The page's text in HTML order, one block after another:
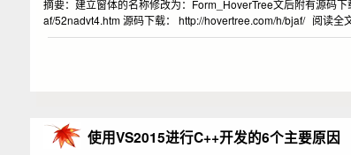
摘要：建立窗体的名称修改为：Form_HoverTree文后附有源码
af/52nadvt4.htm 源码下载： http://hovertree.com/h/bjaf/ 阅读全
使用VS2015进行C++开发的6个主要原因